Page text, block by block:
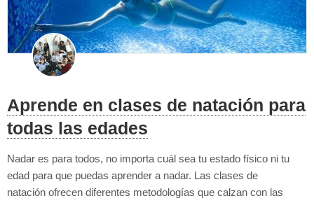
Aprende en clases de natación para
todas las edades
Nadar es para todos, no importa cuál sea tu estado físico ni tu
edad para que puedas aprender a nadar. Las clases de
natación ofrecen diferentes metodologías que calzan con las